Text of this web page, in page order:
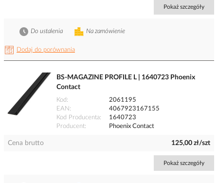
Pokaż szczegóły
Dodaj do porównania
Na zamówienie
Do ustalenia
BS-MAGAZINE PROFILE L | 1640723 Phoenix
Contact
Kod
2061195
EAN
4067923167155
Kod Producenta
1640723
Producent
Phoenix Contact
Cena brutto 125,00 zł/szt
Pokaż szczegóły